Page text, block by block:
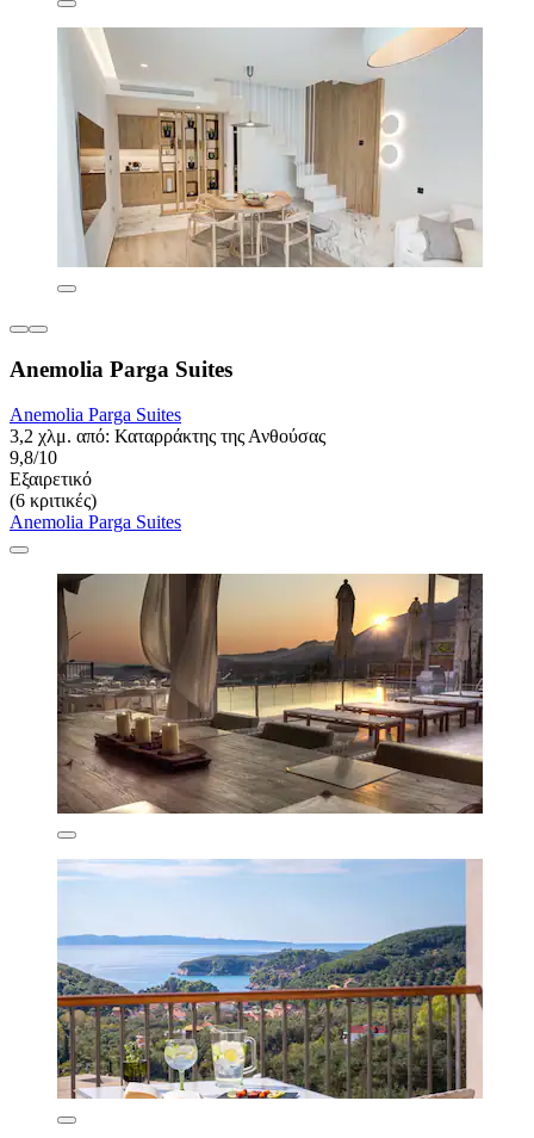
Anemolia Parga Suites
Anemolia Parga Suites
3,2 χλμ. από: Καταρράκτης της Ανθούσας
9,8/10
Εξαιρετικό
(6 κριτικές)
Anemolia Parga Suites